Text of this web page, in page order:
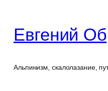
содержимому
Евгений
Альпинизм, скалолазание,